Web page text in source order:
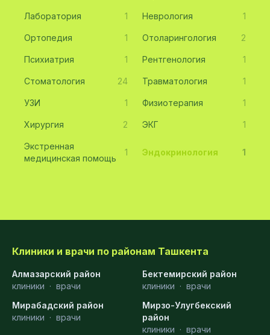
Лаборатория 1 Неврология 1
Ортопедия 1 Отоларингология 2
Психиатрия 1 Рентгенология 1
Стоматология 24 Травматология 1
УЗИ 1 Физиотерапия 1
Хирургия 2 ЭКГ 1
Экстренная
медицинская помощь
1 Эндокринология 1
Клиники и врачи по районам Ташкента
Алмазарский район
клиники · врачи
Бектемирский район
клиники · врачи
Мирабадский район
клиники · врачи
Мирзо-Улугбекский
район
клиники · врачи